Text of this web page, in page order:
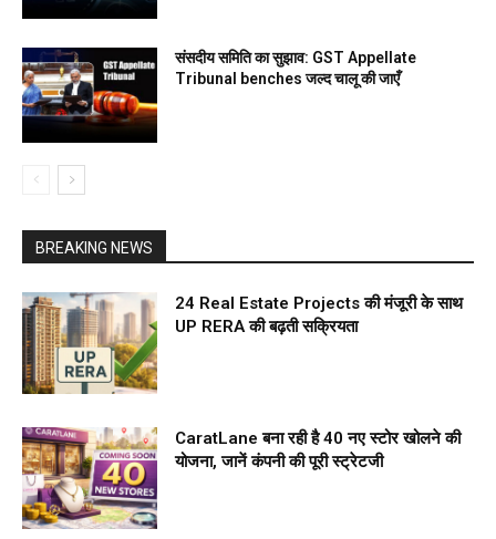
संसदीय समिति का सुझाव: GST Appellate
Tribunal benches जल्द चालू की जाएँ
BREAKING NEWS
24 Real Estate Projects की मंजूरी के साथ
UP RERA की बढ़ती सक्रियता
CaratLane बना रही है 40 नए स्टोर खोलने की
योजना, जानें कंपनी की पूरी स्ट्रेटजी